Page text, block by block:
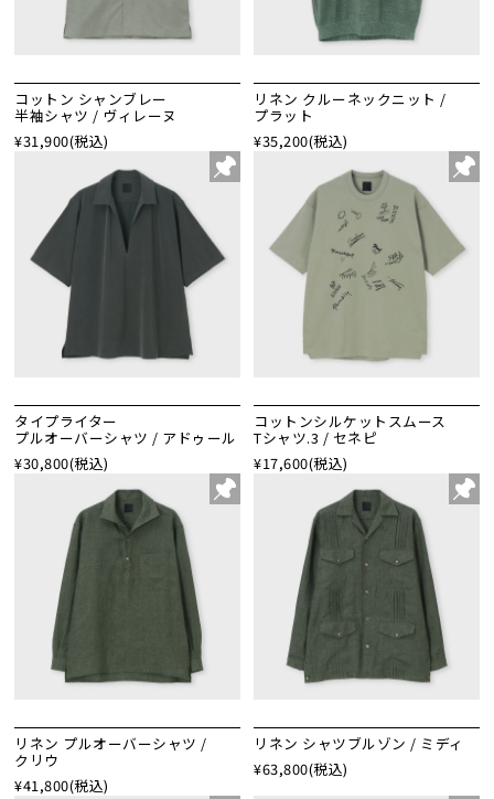
コットン シャンブレー
半袖シャツ / ヴィレーヌ
¥31,900(税込)
リネン クルーネックニット /
プラット
¥35,200(税込)
タイプライター
プルオーバーシャツ / アドゥール
¥30,800(税込)
コットンシルケットスムース
Tシャツ.3 / セネピ
¥17,600(税込)
リネン プルオーバーシャツ /
クリウ
¥41,800(税込)
リネン シャツブルゾン / ミディ
¥63,800(税込)